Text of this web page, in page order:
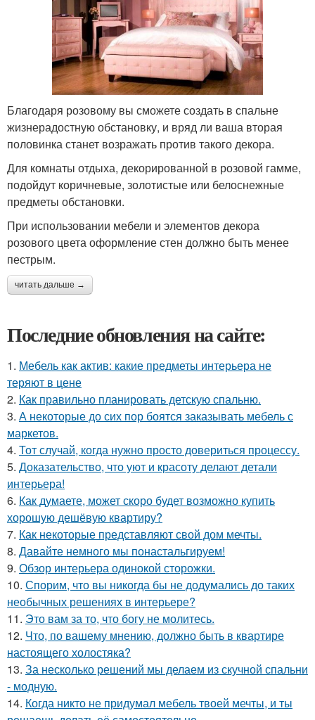
Благодаря розовому вы сможете создать в спальне
жизнерадостную обстановку, и вряд ли ваша вторая
половинка станет возражать против такого декора.
Для комнаты отдыха, декорированной в розовой гамме,
подойдут коричневые, золотистые или белоснежные
предметы обстановки.
При использовании мебели и элементов декора
розового цвета оформление стен должно быть менее
пестрым.
читать дальше →
Последние обновления на сайте:
1. Мебель как актив: какие предметы интерьера не
теряют в цене
2. Как правильно планировать детскую спальню.
3. А некоторые до сих пор боятся заказывать мебель с
маркетов.
4. Тот случай, когда нужно просто довериться процессу.
5. Доказательство, что уют и красоту делают детали
интерьера!
6. Как думаете, может скоро будет возможно купить
хорошую дешёвую квартиру?
7. Как некоторые представляют свой дом мечты.
8. Давайте немного мы понастальгируем!
9. Обзор интерьера одинокой сторожки.
10. Спорим, что вы никогда бы не додумались до таких
необычных решениях в интерьере?
11. Это вам за то, что богу не молитесь.
12. Что, по вашему мнению, должно быть в квартире
настоящего холостяка?
13. За несколько решений мы делаем из скучной спальни
- модную.
14. Когда никто не придумал мебель твоей мечты, и ты